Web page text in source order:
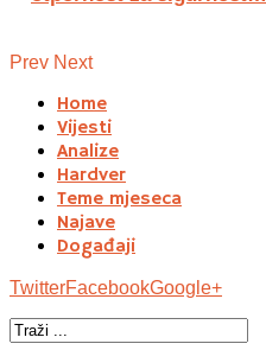
Prev Next
Home
Vijesti
Analize
Hardver
Teme mjeseca
Najave
Događaji
TwitterFacebookGoogle+